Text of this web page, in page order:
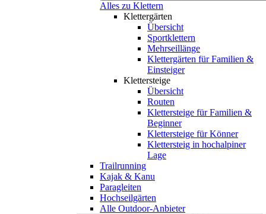
Alles zu Klettern
Klettergärten
Übersicht
Sportklettern
Mehrseillänge
Klettergärten für Familien &
Einsteiger
Klettersteige
Übersicht
Routen
Klettersteige für Familien &
Beginner
Klettersteige für Könner
Klettersteig in hochalpiner
Lage
Trailrunning
Kajak & Kanu
Paragleiten
Hochseilgärten
Alle Outdoor-Anbieter